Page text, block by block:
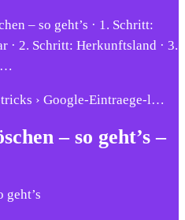
– so geht’s · 1. Schritt:
· 2. Schritt: Herkunftsland · 3.
…
› Google-Eintraege-l…
– so geht’s –
geht’s